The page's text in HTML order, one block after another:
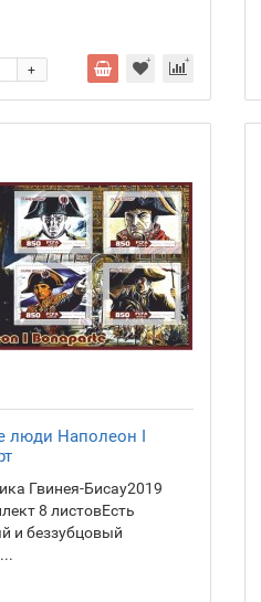
+
люди Наполеон I
Гвинея-Бисау2019
8 листовЕсть
и беззубцовый